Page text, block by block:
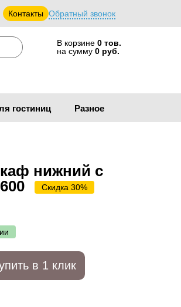
Контакты Обратный звонок
В корзине 0 тов.
на сумму 0 руб.
гостиниц Разное
нижний с
Скидка 30%
в 1 клик